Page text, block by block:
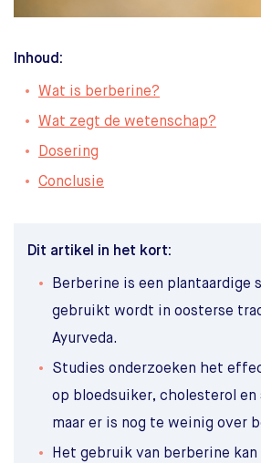
Inhoud:
Wat is berberine?
Wat zegt de wetenschap?
Dosering
Conclusie
Dit artikel in het kort:
Berberine is een plantaardige
gebruikt wordt in oosterse
Ayurveda.
Studies onderzoeken het
op bloedsuiker, cholesterol
maar er is nog te weinig over
Het gebruik van berberine